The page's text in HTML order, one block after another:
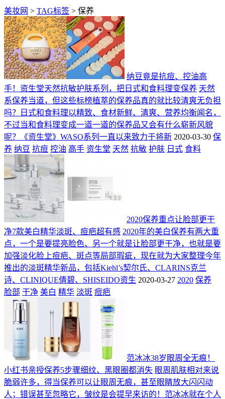
美妆网 > TAG标签 > 保养
纳豆竟是抗痘、控油高
手！资生堂天然抗敏护肤系列，把日式和食料理变保养 天然
系保养当道，但这些标榜植萃的保养品真的就比较清爽无负担
吗？日式和食料理以精致、食材新鲜、清爽、营养均衡闻名，
不过当和食料理变成一道一道的保养品又会有什么崭新风貌
呢？《资生堂》WASO系列一直以来致力于将新 2020-03-30 保
养 纳豆 抗痘 控油 高手 资生堂 天然 抗敏 护肤 日式 食料
2020保养重点让脸部更干
净7款美白精华淡斑、痘疤超有感 2020年的美白保养有两大重
点，一个是要提亮脸色、另一个就是让脸部更干净，也就是要
加强淡化脸上痘疤、斑点等局部瑕疵，现在就为大家整理今年
推出的淡斑精华新品，包括Kiehl’s契尔氏、CLARINS克兰
诗、CLINIQUE倩碧、SHISEIDO资生 2020-03-27 2020 保养
脸部 干净 美白 精华 淡斑 痘疤
范冰冰38岁眼周全无痕！
小红书亲授保养5步骤细纹、黑眼圈都消失 眼周肌肤相对来说
脆弱许多，得当保养可以让眼周无痕，甚至眼睛放大闪闪动
人；错误甚至忽略它，皱纹是会提早来访的！范冰冰就在个人